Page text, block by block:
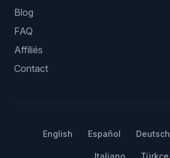
Blog
FAQ
Affiliés
Contact
English Español Deutsch
Italiano Türkçe